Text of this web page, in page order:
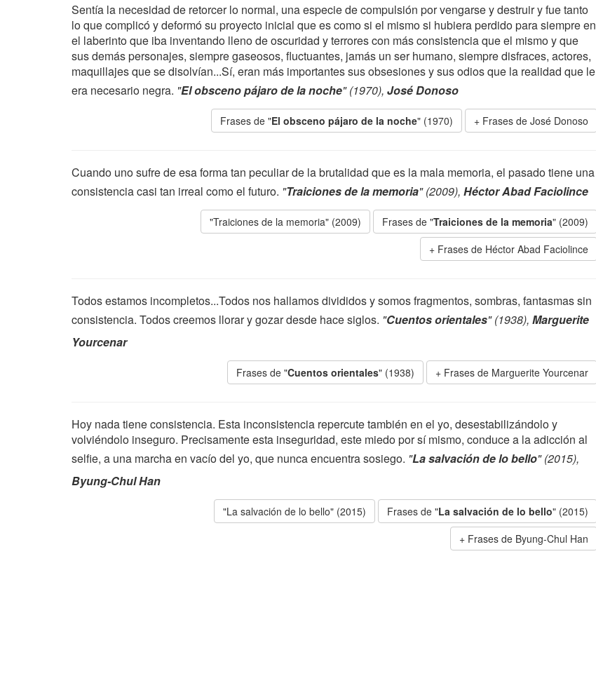
Sentía la necesidad de retorcer lo normal, una especie de compulsión por vengarse y destruir y fue tanto
lo que complicó y deformó su proyecto inicial que es como si el mismo si hubiera perdido para siempre en
el laberinto que iba inventando lleno de oscuridad y terrores con más consistencia que el mismo y que
sus demás personajes, siempre gaseosos, fluctuantes, jamás un ser humano, siempre disfraces, actores,
maquillajes que se disolvían...Sí, eran más importantes sus obsesiones y sus odios que la realidad que le
era necesario negra. "El obsceno pájaro de la noche" (1970), José Donoso
Frases de "El obsceno pájaro de la noche" (1970) Frases de José Donoso
Cuando uno sufre de esa forma tan peculiar de la brutalidad que es la mala memoria, el pasado tiene una
consistencia casi tan irreal como el futuro. "Traiciones de la memoria" (2009), Héctor Abad Faciolince
"Traiciones de la memoria" (2009) Frases de "Traiciones de la memoria" (2009)
Frases de Héctor Abad Faciolince
Todos estamos incompletos...Todos nos hallamos divididos y somos fragmentos, sombras, fantasmas sin
consistencia. Todos creemos llorar y gozar desde hace siglos. "Cuentos orientales" (1938), Marguerite
Yourcenar
Frases de "Cuentos orientales" (1938) Frases de Marguerite Yourcenar
Hoy nada tiene consistencia. Esta inconsistencia repercute también en el yo, desestabilizándolo y
volviéndolo inseguro. Precisamente esta inseguridad, este miedo por sí mismo, conduce a la adicción al
selfie, a una marcha en vacío del yo, que nunca encuentra sosiego. "La salvación de lo bello" (2015),
Byung-Chul Han
"La salvación de lo bello" (2015) Frases de "La salvación de lo bello" (2015)
Frases de Byung-Chul Han